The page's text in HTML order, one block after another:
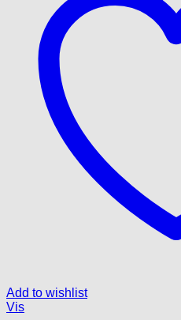
Add to wishlist
Vis